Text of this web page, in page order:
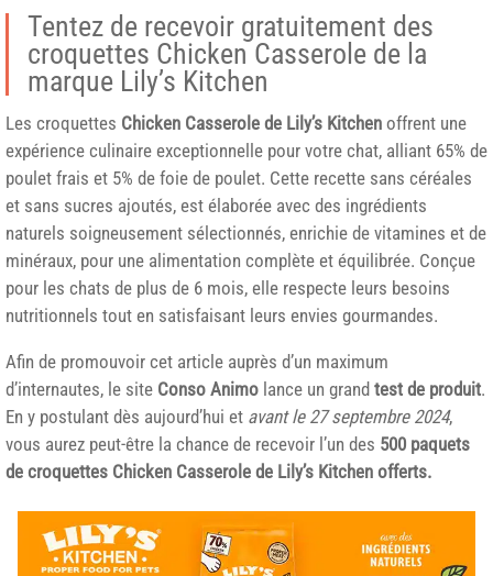
Tentez de recevoir gratuitement des
croquettes Chicken Casserole de la
marque Lily’s Kitchen
Les croquettes Chicken Casserole de Lily’s Kitchen offrent une
expérience culinaire exceptionnelle pour votre chat, alliant 65% de
poulet frais et 5% de foie de poulet. Cette recette sans céréales
et sans sucres ajoutés, est élaborée avec des ingrédients
naturels soigneusement sélectionnés, enrichie de vitamines et de
minéraux, pour une alimentation complète et équilibrée. Conçue
pour les chats de plus de 6 mois, elle respecte leurs besoins
nutritionnels tout en satisfaisant leurs envies gourmandes.
Afin de promouvoir cet article auprès d’un maximum
d’internautes, le site Conso Animo lance un grand test de produit.
En y postulant dès aujourd’hui et avant le 27 septembre 2024,
vous aurez peut-être la chance de recevoir l’un des 500 paquets
de croquettes Chicken Casserole de Lily’s Kitchen offerts.